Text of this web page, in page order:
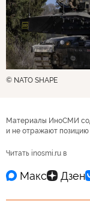
© NATO SHAPE
Материалы ИноСМИ
и не отражают
Читать inosmi.ru в